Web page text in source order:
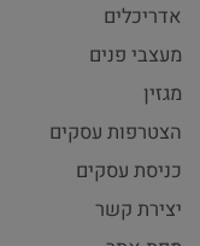
אדריכלים
מעצבי פנים
מגזין
הצטרפות עסקים
כניסת עסקים
יצירת קשר